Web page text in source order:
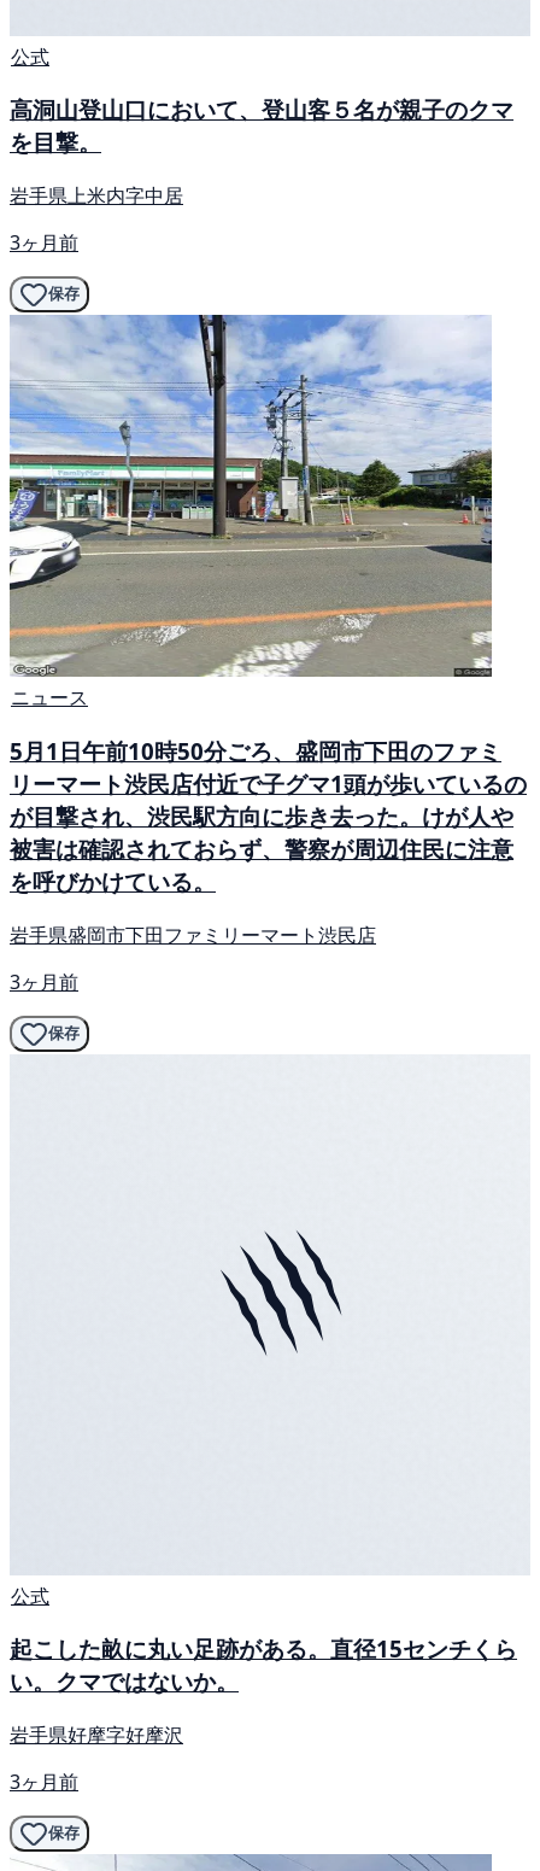
公式
高洞山登山口において、登山客５名が親子のクマ
を目撃。
岩手県上米内字中居
3ヶ月前
保存
ニュース
5月1日午前10時50分ごろ、盛岡市下田のファミ
リーマート渋民店付近で子グマ1頭が歩いているの
が目撃され、渋民駅方向に歩き去った。けが人や
被害は確認されておらず、警察が周辺住民に注意
を呼びかけている。
岩手県盛岡市下田ファミリーマート渋民店
3ヶ月前
保存
公式
起こした畝に丸い足跡がある。直径15センチくら
い。クマではないか。
岩手県好摩字好摩沢
3ヶ月前
保存